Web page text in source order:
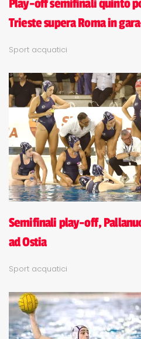
Play-off semifinali quinto
Trieste supera Roma in
Sport acquatici
Semifinali play-off,
ad Ostia
Sport acquatici